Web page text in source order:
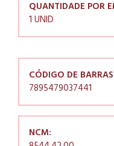
QUANTIDADE POR
1 UNID
CÓDIGO DE
7895479037441
NCM: